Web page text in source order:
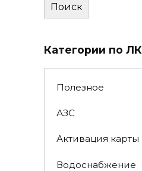
Поиск
Категории по ЛК
Полезное
АЗС
Активация карты
Водоснабжение